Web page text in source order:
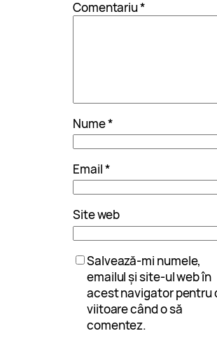
Comentariu*
Nume*
Email*
Site web
Salvează-mi numele,
emailul și site-ul web în
acest navigator pentru
viitoare când o să
comentez.